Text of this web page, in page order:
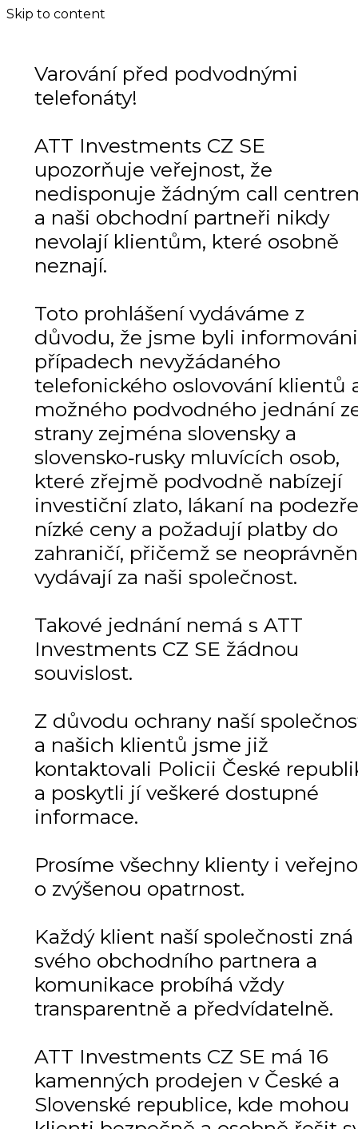
Skip to content
Varování před podvodnými
telefonáty!
ATT Investments CZ SE
upozorňuje veřejnost, že
nedisponuje žádným call
a naši obchodní partneři nikdy
nevolají klientům, které osobně
neznají.
Toto prohlášení vydáváme z
důvodu, že jsme byli
případech nevyžádaného
telefonického oslovování klientů
možného podvodného jednání
strany zejména slovensky a
slovensko‑rusky mluvících osob,
které zřejmě podvodně nabízejí
investiční zlato, lákaní na
nízké ceny a požadují platby do
zahraničí, přičemž se
vydávají za naši společnost.
Takové jednání nemá s ATT
Investments CZ SE žádnou
souvislost.
Z důvodu ochrany naší
a našich klientů jsme již
kontaktovali Policii České
a poskytli jí veškeré dostupné
informace.
Prosíme všechny klienty i
o zvýšenou opatrnost.
Každý klient naší společnosti zná
svého obchodního partnera a
komunikace probíhá vždy
transparentně a předvídatelně.
ATT Investments CZ SE má 16
kamenných prodejen v České a
Slovenské republice, kde mohou